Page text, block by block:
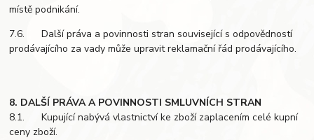
místě podnikání.
7.6. Další práva a povinnosti stran související s odpovědností
prodávajícího za vady může upravit reklamační řád prodávajícího.
8. DALŠÍ PRÁVA A POVINNOSTI SMLUVNÍCH STRAN
8.1. Kupující nabývá vlastnictví ke zboží zaplacením celé kupní
ceny zboží.